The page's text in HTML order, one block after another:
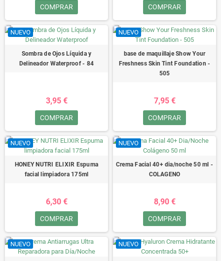
COMPRAR COMPRAR
NUEVO
Sombra de Ojos Líquida y
Delineador Waterproof - 84
3,95 €
COMPRAR
NUEVO
base de maquillaje Show Your
Freshness Skin Tint Foundation -
505
7,95 €
COMPRAR
NUEVO
HONEY NUTRI ELIXIR Espuma
facial limpiadora 175ml
6,30 €
COMPRAR
NUEVO
Crema Facial 40+ dia/noche 50 ml -
COLAGENO
8,90 €
COMPRAR
NUEVO NUEVO